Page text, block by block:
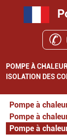
✆
POMPE À
ISOLATION DES
Pompe à
Pompe à
Pompe à